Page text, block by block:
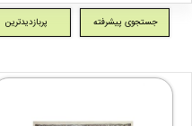
جستجوی پیشرفته پربازدیدترین